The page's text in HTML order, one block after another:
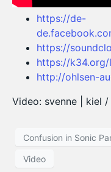
https://de-
https://
https://
http://ohlsen-
Video: svenne | kiel
Confusion in Sonic
Video